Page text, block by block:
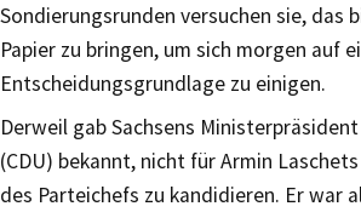
Sondierungsrunden versuchen sie, das
Papier zu bringen, um sich morgen auf
Entscheidungsgrundlage zu einigen.
Derweil gab Sachsens
(CDU) bekannt, nicht für Armin
des Parteichefs zu kandidieren. Er war